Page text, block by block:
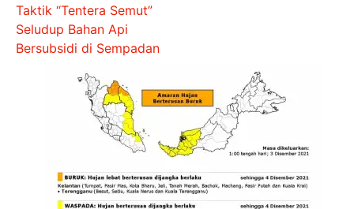
Taktik “Tentera Semut”
Seludup Bahan Api
Bersubsidi di Sempadan